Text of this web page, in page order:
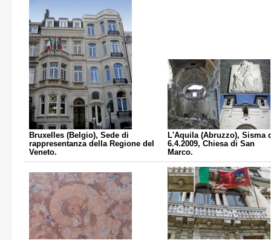
Bruxelles (Belgio), Sede di
rappresentanza della Regione del
Veneto.
L'Aquila (Abruzzo), Sisma
6.4.2009, Chiesa di San
Marco.